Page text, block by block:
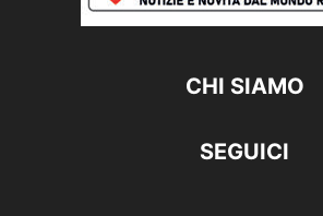
CHI SIAMO
SEGUICI